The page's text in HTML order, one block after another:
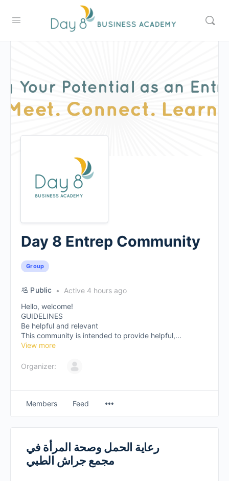
Day 8 Entrep Community
Group
Public
Active 4 hours ago
Hello, welcome!
GUIDELINES
Be helpful and relevant
This community is intended to provide helpful,...
View more
Organizer:
Members Feed
رعاية الحمل وصحة المرأة في
مجمع جراش الطبي